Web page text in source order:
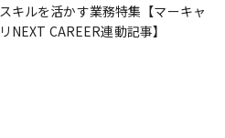
スキルを活かす業務特集【マーキャ
リNEXT CAREER連動記事】